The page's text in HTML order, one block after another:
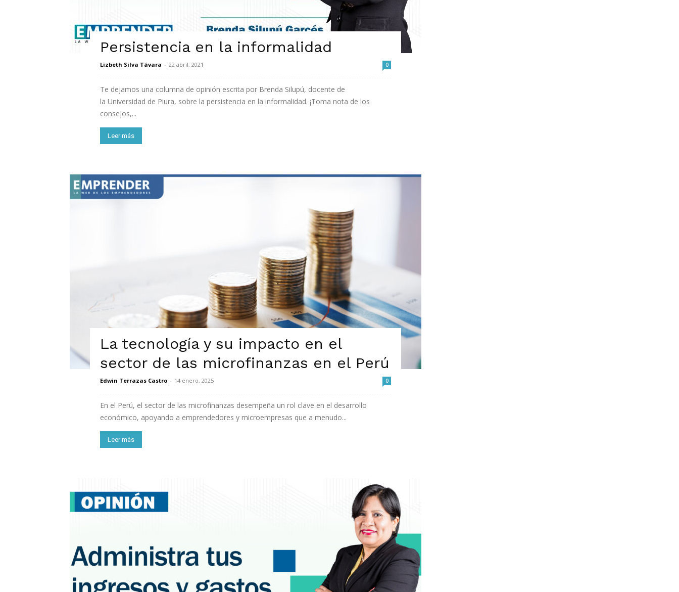
Persistencia en la informalidad
Lizbeth Silva Távara - 22 abril, 2021 0
Te dejamos una columna de opinión escrita por Brenda Silupú, docente de
la Universidad de Piura, sobre la persistencia en la informalidad. ¡Toma nota de los
consejos,...
Leer más
La tecnología y su impacto en el
sector de las microfinanzas en el Perú
Edwin Terrazas Castro - 14 enero, 2025 0
En el Perú, el sector de las microfinanzas desempeña un rol clave en el desarrollo
económico, apoyando a emprendedores y microempresas que a menudo...
Leer más